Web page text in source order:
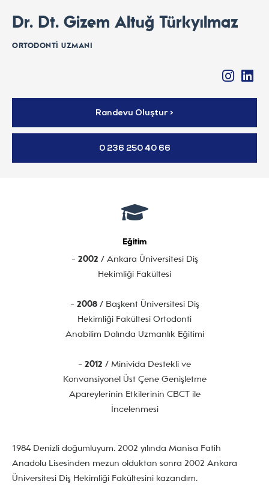
Dr. Dt. Gizem Altuğ Türkyılmaz
ORTODONTI UZMANI
Randevu Oluştur >
0 236 250 40 66
1984 Denizli doğumluyum. 2002 yılında Manisa Fatih
Anadolu Lisesinden mezun olduktan sonra 2002 Ankara
Üniversitesi Diş Hekimliği Fakültesini kazandım.
Eğitim
- 2002 / Ankara Üniversitesi Diş
Hekimliği Fakültesi
- 2008/ Başkent Üniversitesi Diş
Hekimliği Fakültesi Ortodonti
Anabilim Dalında Uzmanlık Eğitimi
- 2012 / Minivida Destekli ve
Konvansiyonel Üst Çene Genişletme
Apareylerinin Etkilerinin CBCT ile
İncelenmesi